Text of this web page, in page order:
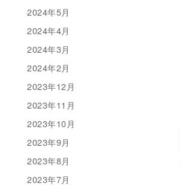
2024年5月
2024年4月
2024年3月
2024年2月
2023年12月
2023年11月
2023年10月
2023年9月
2023年8月
2023年7月